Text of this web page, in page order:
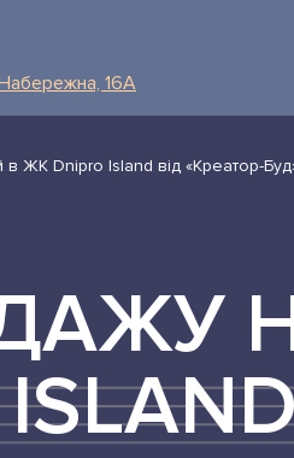
16А
в ЖК Dnipro Island від «Креатор-